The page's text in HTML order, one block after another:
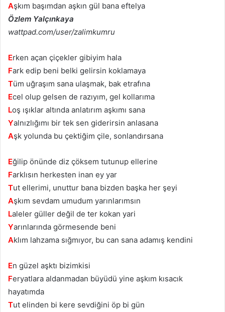
Aşkım başımdan aşkın gül bana eftelya
Özlem Yalçınkaya
wattpad.com/user/zalimkumru
Erken açan çiçekler gibiyim hala
Fark edip beni belki gelirsin koklamaya
Tüm uğraşım sana ulaşmak, bak etrafına
Ecel olup gelsen de razıyım, gel kollarıma
Loş ışıklar altında anlatırım aşkımı sana
Yalnızlığımı bir tek sen giderirsin anlasana
Aşk yolunda bu çektiğim çile, sonlandırsana
Eğilip önünde diz çöksem tutunup ellerine
Farklısın herkesten inan ey yar
Tut ellerimi, unuttur bana bizden başka her şeyi
Aşkım sevdam umudum yarınlarımsın
Laleler güller değil de ter kokan yari
Yarınlarında görmesende beni
Aklım lahzama sığmıyor, bu can sana adamış kendini
En güzel aşktı bizimkisi
Feryatlara aldanmadan büyüdü yine aşkım kısacık
hayatımda
Tut elinden bi kere sevdiğini öp bi gün